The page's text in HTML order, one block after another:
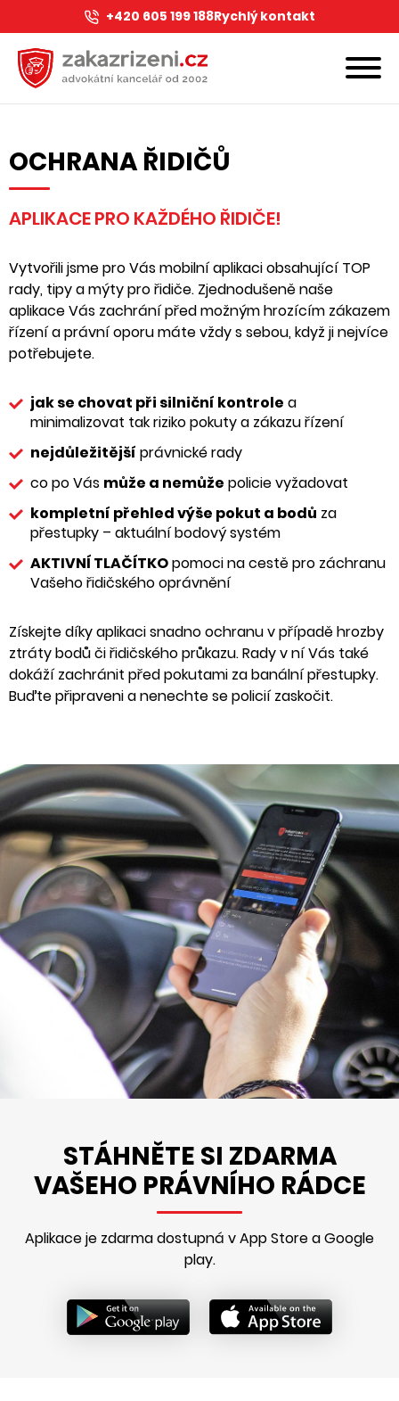
+420 605 199 188Rychlý kontakt
OCHRANA ŘIDIČŮ
APLIKACE PRO KAŽDÉHO ŘIDIČE!
Vytvořili jsme pro Vás mobilní aplikaci obsahující TOP
rady, tipy a mýty pro řidiče. Zjednodušeně naše
aplikace Vás zachrání před možným hrozícím zákazem
řízení a právní oporu máte vždy s sebou, když ji nejvíce
potřebujete.
jak se chovat při silniční kontrole a
minimalizovat tak riziko pokuty a zákazu řízení
nejdůležitější právnické rady
co po Vás může a nemůže policie vyžadovat
kompletní přehled výše pokut a bodů za
přestupky – aktuální bodový systém
AKTIVNÍ TLAČÍTKOpomoci na cestě pro záchranu
Vašeho řidičského oprávnění
Získejte díky aplikaci snadno ochranu v případě hrozby
ztráty bodů či řidičského průkazu. Rady v ní Vás také
dokáží zachránit před pokutami za banální přestupky.
Buďte připraveni a nenechte se policií zaskočit.
STÁHNĚTE SI ZDARMA
VAŠEHO PRÁVNÍHO RÁDCE
Aplikace je zdarma dostupná v App Store a Google
play.